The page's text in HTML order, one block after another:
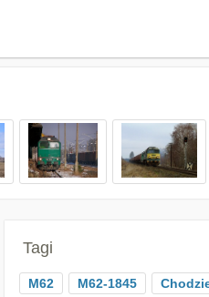
Tagi
M62 M62-1845